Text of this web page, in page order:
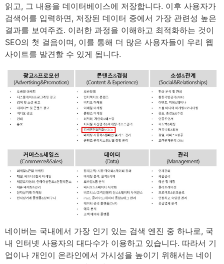
읽고, 그 내용을 데이터베이스에 저장합니다. 이후 사용자가
검색어를 입력하면, 저장된 데이터 중에서 가장 관련성 높은
결과를 보여주죠. 이러한 과정을 이해하고 최적화하는 것이
SEO의 첫 걸음이며, 이를 통해 더 많은 사용자들이 우리 웹
사이트를 발견할 수 있게 됩니다.
네이버는 국내에서 가장 인기 있는 검색 엔진 중 하나로, 국
내 인터넷 사용자의 대다수가 이용하고 있습니다. 따라서 기
업이나 개인이 온라인에서 가시성을 높이기 위해서는 네이